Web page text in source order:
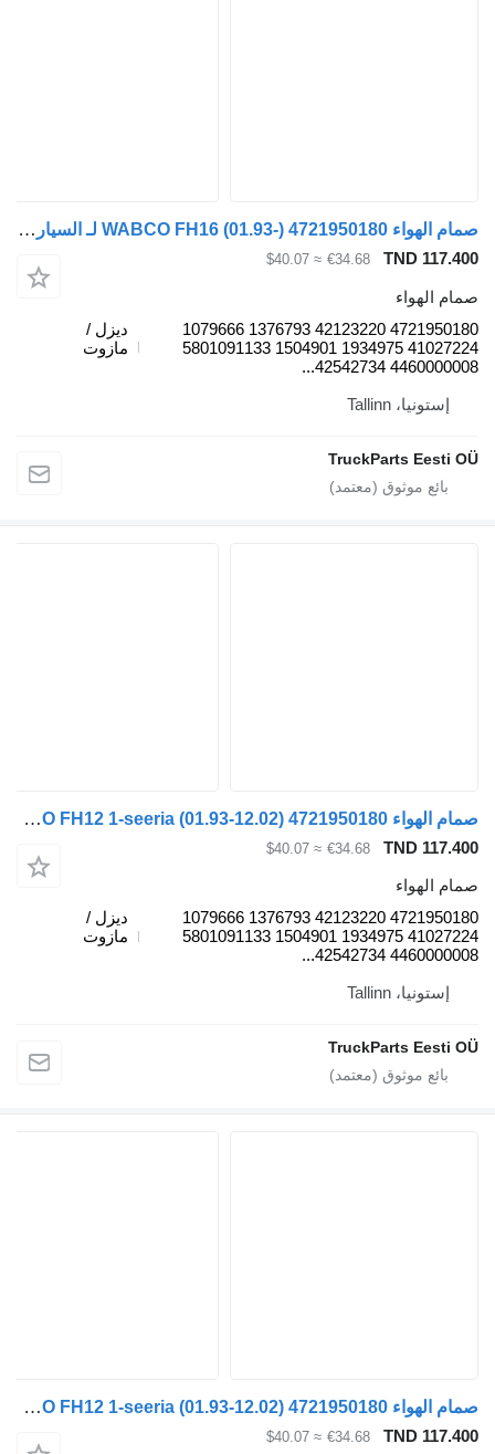
صمام الهواء WABCO FH16 (01.93-) 4721950180 لـ السيارات القاطرة Volvo FH12, FH16, NH12, FH, VNL780 (1993-2014)
TND
€34.68
≈ $40.07
4721950180 42123220 1376793 1079666
41027224 1934975 1504901 5801091133
ديزل /
مازوت
TruckParts
صمام الهواء WABCO FH12 1-seeria (01.93-12.02) 4721950180 لـ السيارات القاطرة Volvo FH12, FH16, NH12, FH, VNL780 (1993-2014)
TND
€34.68
≈ $40.07
4721950180 42123220 1376793 1079666
41027224 1934975 1504901 5801091133
ديزل /
مازوت
TruckParts
صمام الهواء WABCO FH12 1-seeria (01.93-12.02) 4721950180 لـ السيارات القاطرة Volvo FH12, FH16, NH12, FH, VNL780 (1993-2014)
TND
€34.68
≈ $40.07